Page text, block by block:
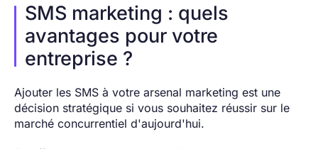
SMS marketing : quels
avantages pour votre
entreprise ?
Ajouter les SMS à votre arsenal marketing est une
décision stratégique si vous souhaitez réussir sur le
marché concurrentiel d'aujourd'hui.